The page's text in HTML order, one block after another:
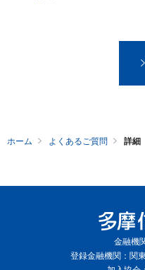
ホーム よくあるご質問 詳細
金融機
登録金融機関：関